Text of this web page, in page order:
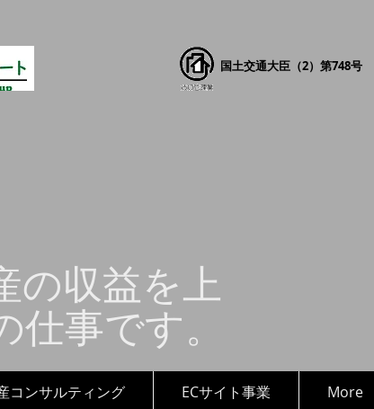
の収益を上
事です。
国土交通大臣（2）第748号
コンサルティング ECサイト事業 More